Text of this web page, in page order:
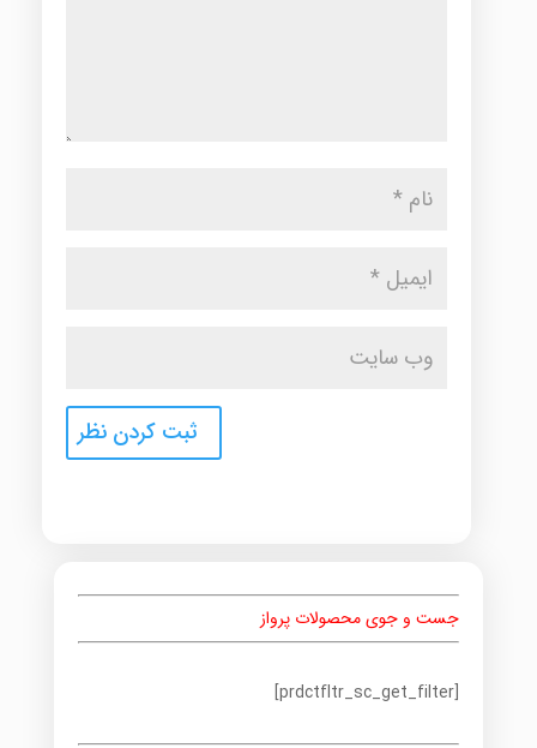
جست و جوی محصولات پرواز
[prdctfltr_sc_get_filter]